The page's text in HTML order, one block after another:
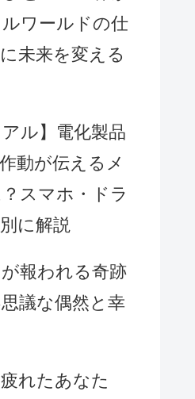
ワールドの仕
未来を変える
アル】電化製品
動が伝えるメ
スマホ・ドラ
に解説
が報われる奇跡
議な偶然と幸
れたあなた